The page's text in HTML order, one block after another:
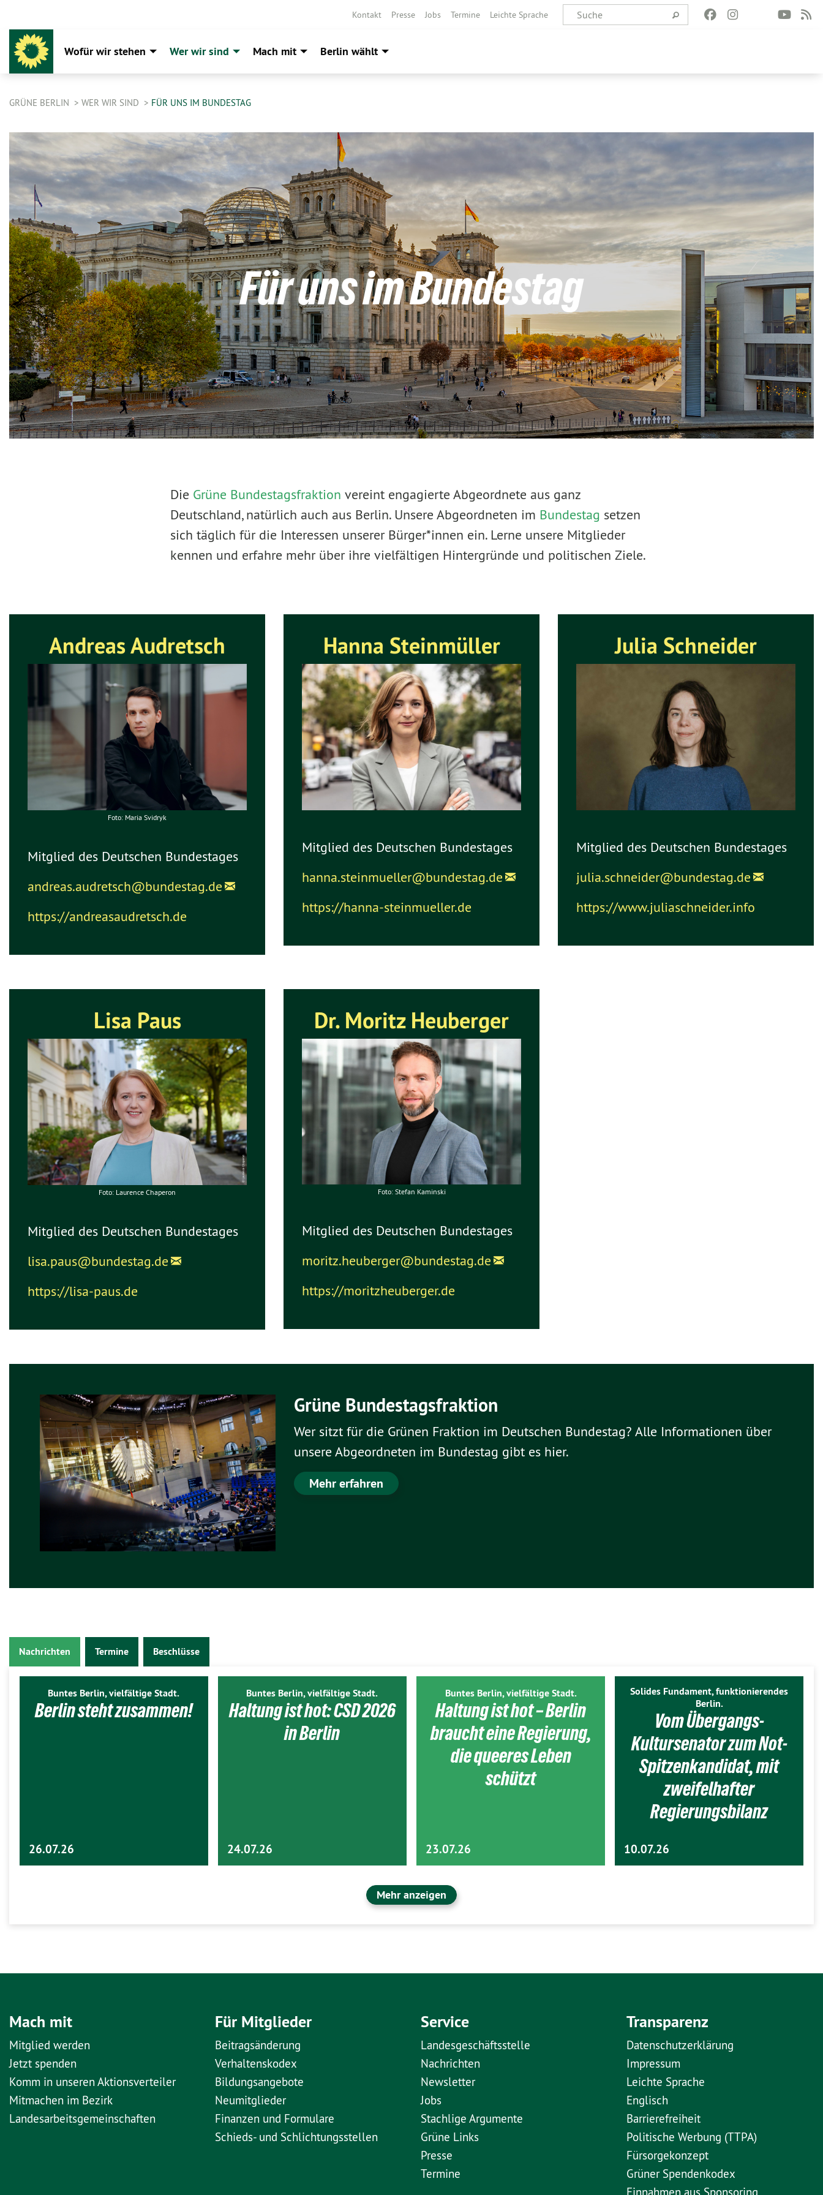
Kontakt Presse Jobs Termine Leichte Sprache
Wofür wir stehen Wer wir sind Mach mit Berlin wählt
GRÜNE BERLIN WER WIR SIND FÜR UNS IM BUNDESTAG
Für uns im Bundestag
Die Grüne Bundestagsfraktion vereint engagierte Abgeordnete aus ganz
Deutschland, natürlich auch aus Berlin. Unsere Abgeordneten im Bundestag setzen
sich täglich für die Interessen unserer Bürger*innen ein. Lerne unsere Mitglieder
kennen und erfahre mehr über ihre vielfältigen Hintergründe und politischen Ziele.
Andreas Audretsch
Foto: Maria Svidryk
Mitglied des Deutschen Bundestages
andreas.audretsch@bundestag.de
https://andreasaudretsch.de
Hanna Steinmüller
Mitglied des Deutschen Bundestages
hanna.steinmueller@bundestag.de
https://hanna-steinmueller.de
Julia Schneider
Mitglied des Deutschen Bundestages
julia.schneider@bundestag.de
https://www.juliaschneider.info
Lisa Paus
Foto: Laurence Chaperon
Mitglied des Deutschen Bundestages
lisa.paus@bundestag.de
https://lisa-paus.de
Dr. Moritz Heuberger
Foto: Stefan Kaminski
Mitglied des Deutschen Bundestages
moritz.heuberger@bundestag.de
https://moritzheuberger.de
Grüne Bundestagsfraktion
Wer sitzt für die Grünen Fraktion im Deutschen Bundestag? Alle Informationen über
unsere Abgeordneten im Bundestag gibt es hier.
Mehr erfahren
Nachrichten Termine Beschlüsse
Buntes Berlin, vielfältige Stadt.
Berlin steht zusammen!
26.07.26
Buntes Berlin, vielfältige Stadt.
Haltung ist hot: CSD 2026
in Berlin
24.07.26
Buntes Berlin, vielfältige Stadt.
Haltung ist hot – Berlin
braucht eine Regierung,
die queeres Leben
schützt
23.07.26
Solides Fundament, funktionierendes
Berlin.
Vom Übergangs-
Kultursenator zum Not-
Spitzenkandidat, mit
zweifelhafter
Regierungsbilanz
10.07.26
Mehr anzeigen
Mach mit
Mitglied werden
Jetzt spenden
Komm in unseren Aktionsverteiler
Mitmachen im Bezirk
Landesarbeitsgemeinschaften
Für Mitglieder
Beitragsänderung
Verhaltenskodex
Bildungsangebote
Neumitglieder
Finanzen und Formulare
Schieds- und Schlichtungsstellen
Service
Landesgeschäftsstelle
Nachrichten
Newsletter
Jobs
Stachlige Argumente
Grüne Links
Presse
Termine
Transparenz
Datenschutzerklärung
Impressum
Leichte Sprache
Englisch
Barrierefreiheit
Politische Werbung (TTPA)
Fürsorgekonzept
Grüner Spendenkodex